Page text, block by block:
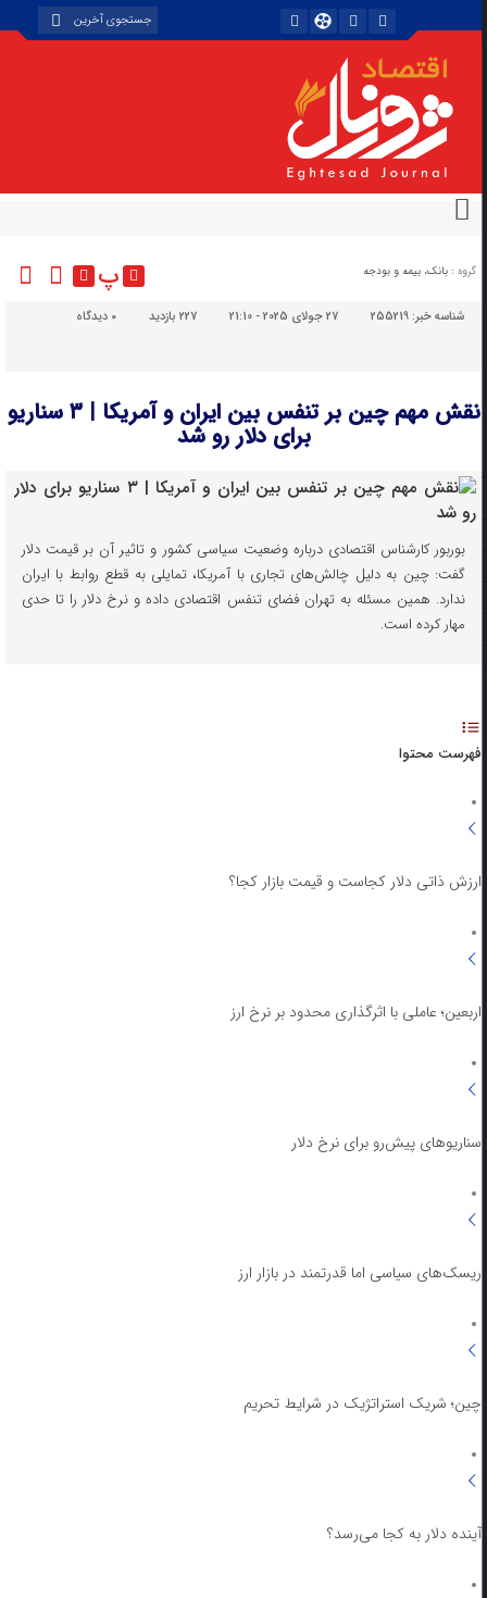
گروه : بانک، بیمه و بودجه پ
شناسه خبر:255219 27 جولای 2025 - 21:10 227 بازدید دیدگاه
نقش مهم چین بر تنفس بین ایران و آمریکا | ۳ سناریو
برای دلار رو شد
بوربور کارشناس اقتصادی درباره وضعیت سیاسی کشور و تاثیر آن بر قیمت دلار
گفت: چین به دلیل چالش‌های تجاری با آمریکا، تمایلی به قطع روابط با ایران
ندارد. همین مسئله به تهران فضای تنفس اقتصادی داده و نرخ دلار را تا حدی
مهار کرده است.
فهرست محتوا
ارزش ذاتی دلار کجاست و قیمت بازار کجا؟
اربعین؛ عاملی با اثرگذاری محدود بر نرخ ارز
سناریوهای پیش‌رو برای نرخ دلار
ریسک‌های سیاسی اما قدرتمند در بازار ارز
چین؛ شریک استراتژیک در شرایط تحریم
آینده دلار به کجا می‌رسد؟